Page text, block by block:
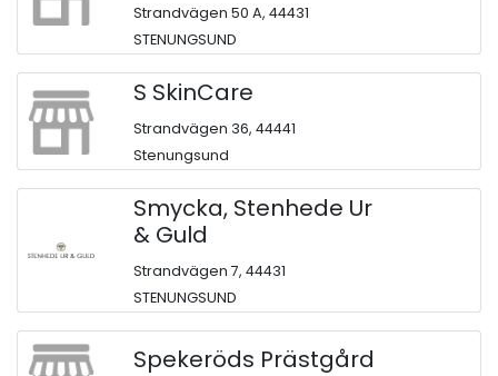
Strandvägen 50 A, 44431
STENUNGSUND
S SkinCare
Strandvägen 36, 44441
Stenungsund
Smycka, Stenhede Ur
& Guld
Strandvägen 7, 44431
STENUNGSUND
Spekeröds Prästgård